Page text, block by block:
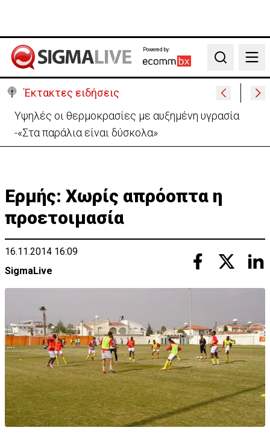
Powered by:
Search
Έκτακτες ειδήσεις
«Βολές» ΠτΔ σε ΔΗΣΥ και ΑΚΕΛ: «Το πάρτι έχει
τελειώσει με τους διορισμούς»
Ερμής: Χωρίς απρόοπτα η
προετοιμασία
16.11.2014 16:09
SigmaLive